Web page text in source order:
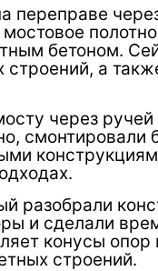
переправе
бетоном.
строений, а
через
смонтировали
разобрали
и сделали
конусы
строений.